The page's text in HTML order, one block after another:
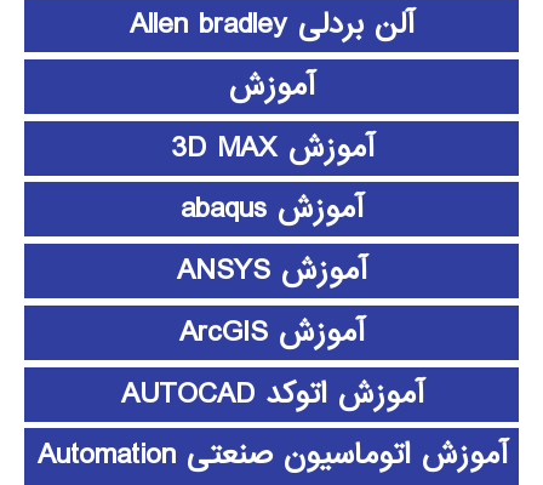
آلن بردلی Allen bradley
آموزش
آموزش 3D MAX
آموزش abaqus
آموزش ANSYS
آموزش ArcGIS
آموزش اتوکد AUTOCAD
آموزش اتوماسیون صنعتی Automation